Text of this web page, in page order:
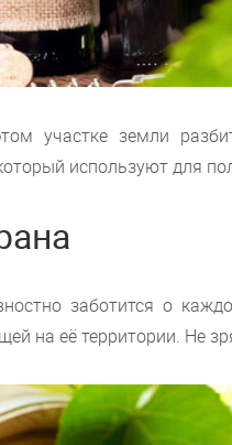
участке земли
используют для
заботится о
на её территории. Не